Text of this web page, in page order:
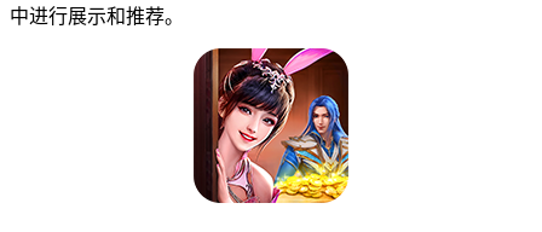
中进行展示和推荐。